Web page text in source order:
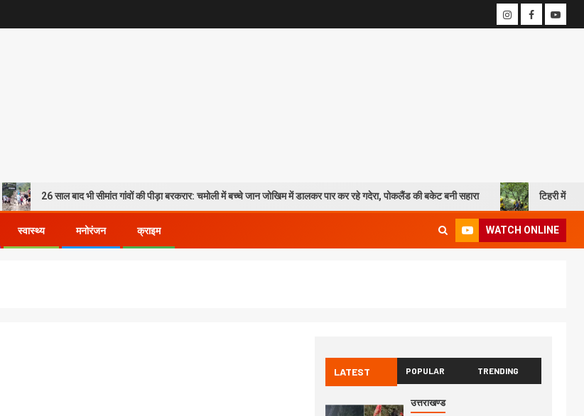
26 साल बाद भी सीमांत गांवों की पीड़ा बरकरार: चमोली में बच्चे जान जोखिम में डालकर पार कर रहे गदेरा, पोकलैंड की बकेट बनी सहारा टिहरी में दर्दनाक
स्वास्थ्य मनोरंजन क्राइम WATCH ONLINE
LATEST POPULAR TRENDING
उत्तराखण्ड